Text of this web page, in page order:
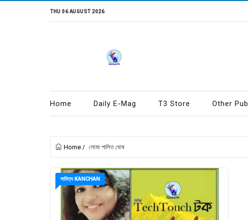
THU 06 AUGUST 2026
Home Daily E-Mag T3 Store Other
Home / সোমা পালিত ঘোষ
সাহিত্য KANCHAN